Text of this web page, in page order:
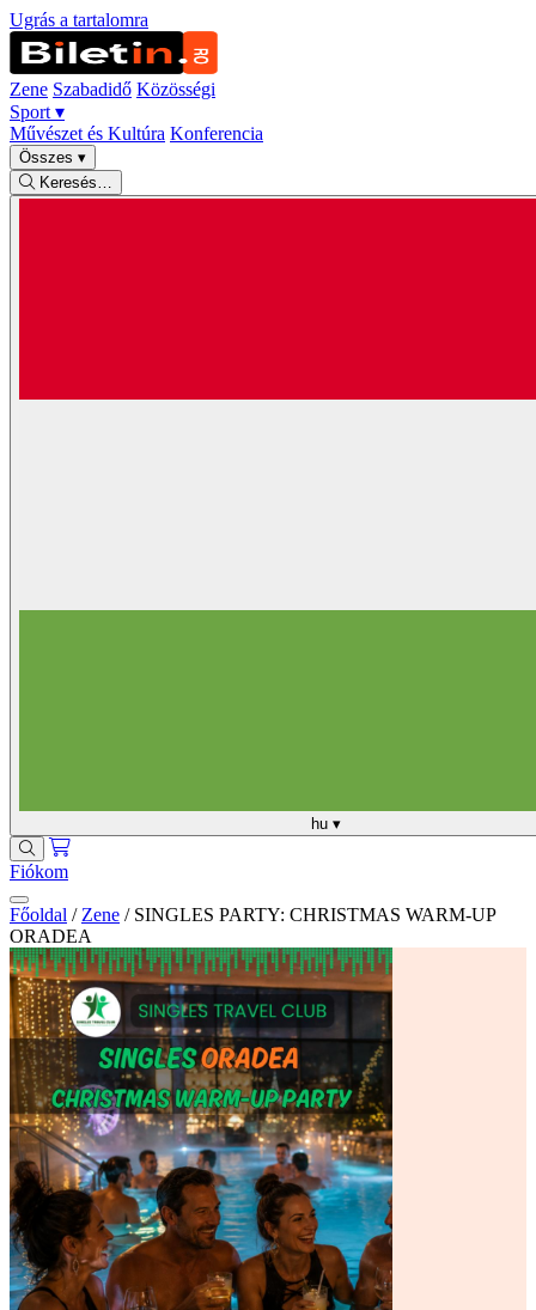
Ugrás a tartalomra
Zene Szabadidő Közösségi
Sport ▾
Művészet és Kultúra Konferencia
Összes ▾
Keresés…
hu ▾
Fiókom
Főoldal / Zene / SINGLES PARTY: CHRISTMAS WARM-UP
ORADEA